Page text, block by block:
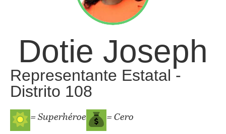
Dotie Joseph
Representante Estatal -
Distrito 108
= Superhéroe
= Cero